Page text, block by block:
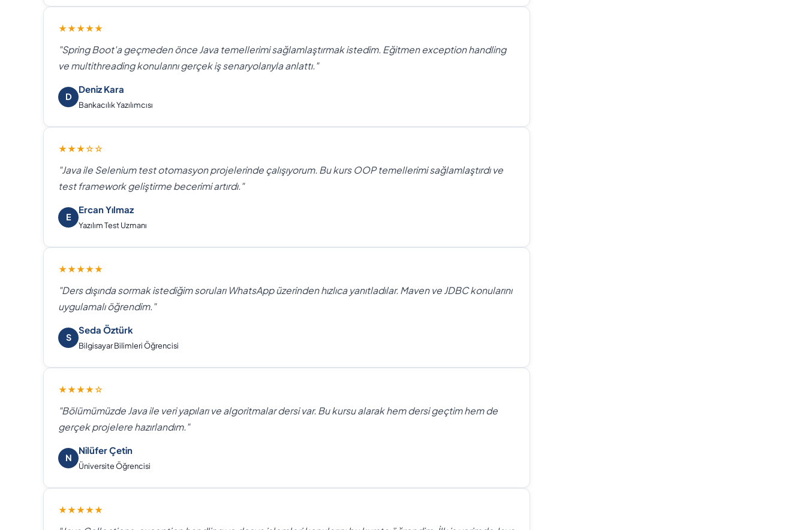
★★★★★
"Spring Boot'a geçmeden önce Java temellerimi sağlamlaştırmak istedim. Eğitmen exception handling
ve multithreading konularını gerçek iş senaryolarıyla anlattı."
D
Deniz Kara
Bankacılık Yazılımcısı
★★★☆☆
"Java ile Selenium test otomasyon projelerinde çalışıyorum. Bu kurs OOP temellerimi sağlamlaştırdı ve
test framework geliştirme becerimi artırdı."
E
Ercan Yılmaz
Yazılım Test Uzmanı
★★★★★
"Ders dışında sormak istediğim soruları WhatsApp üzerinden hızlıca yanıtladılar. Maven ve JDBC konularını
uygulamalı öğrendim."
S
Seda Öztürk
Bilgisayar Bilimleri Öğrencisi
★★★★☆
"Bölümümüzde Java ile veri yapıları ve algoritmalar dersi var. Bu kursu alarak hem dersi geçtim hem de
gerçek projelere hazırlandım."
N
Nilüfer Çetin
Üniversite Öğrencisi
★★★★★